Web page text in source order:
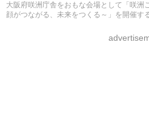
大阪府咲洲庁舎をおもな会場として「咲洲
顔がつながる、未来をつくる～」を開催す